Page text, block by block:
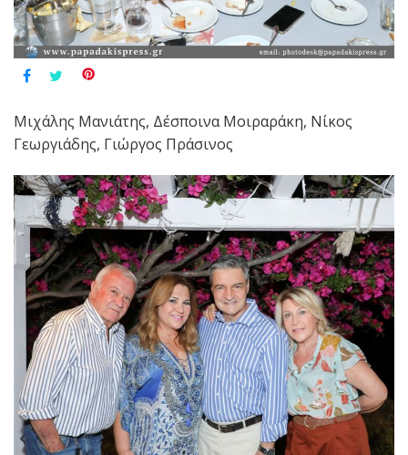
Μιχάλης Μανιάτης, Δέσποινα Μοιραράκη, Νίκος
Γεωργιάδης, Γιώργος Πράσινος